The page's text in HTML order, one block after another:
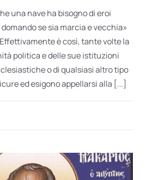
una nave ha bisogno di eroi
se sia marcia e vecchia»
è così, tante volte la
politica e delle sue istituzioni
o di qualsiasi altro tipo
ed esigono appellarsi alla [...]